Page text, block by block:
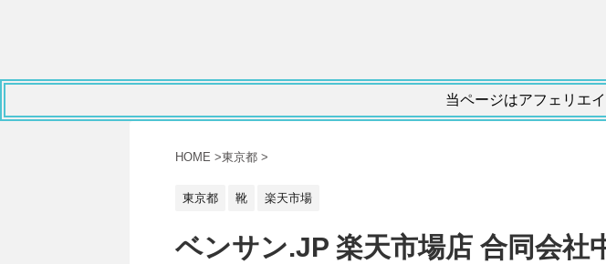
当ページはアフェリエ
HOME >東京都 >
東京都 靴 楽天市場
ベンサン.JP 楽天市場店 合同会社